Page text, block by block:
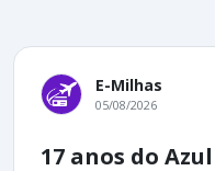
E-Milhas
05/08/2026
17 anos do